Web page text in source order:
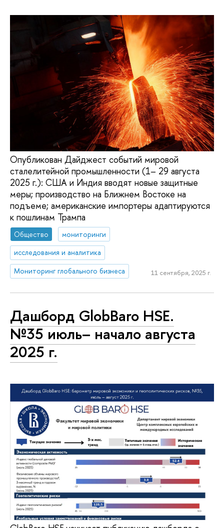
Опубликован Дайджест событий мировой
сталелитейной промышленности (1– 29 августа
2025 г.): США и Индия вводят новые защитные
меры; производство на Ближнем Востоке на
подъеме; американские импортеры адаптируются
к пошлинам Трампа
Общество
мониторинги
исследования и аналитика
Мониторинг глобального бизнеса
11 сентября, 2025 г.
Дашборд GlobBaro HSE.
№35 июль– начало августа
2025 г.